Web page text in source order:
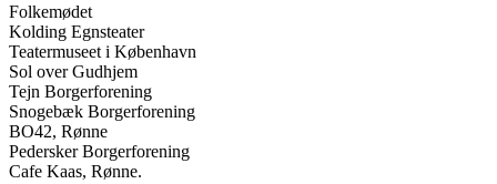
Folkemødet
Kolding Egnsteater
Teatermuseet i København
Sol over Gudhjem
Tejn Borgerforening
Snogebæk Borgerforening
BO42, Rønne
Pedersker Borgerforening
Cafe Kaas, Rønne.